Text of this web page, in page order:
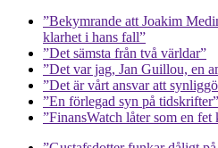
”Bekymrande att Joakim
klarhet i hans fall”
”Det sämsta från två världar”
”Det var jag, Jan Guillou, en
”Det är vårt ansvar att
”En förlegad syn på tidskrifter”
”FinansWatch låter som en fet